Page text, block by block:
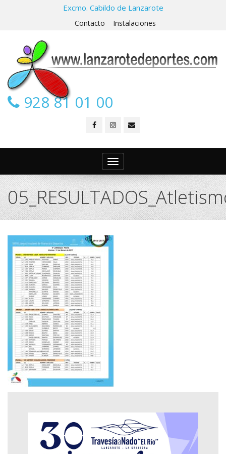
Excmo. Cabildo de Lanzarote
Contacto Instalaciones
928 81 01 00
Toggle
navigation